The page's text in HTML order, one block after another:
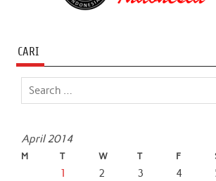
CARI
April 2014
M T W T F
1 2 3 4